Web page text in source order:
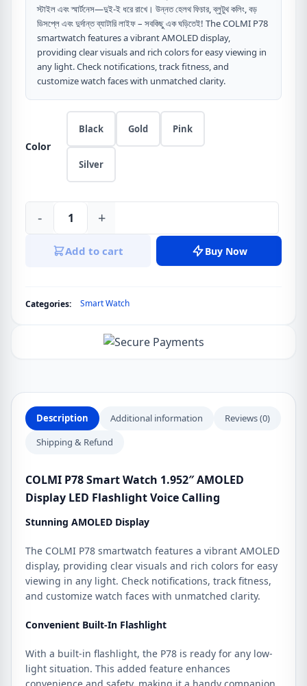
স্টাইল এবং স্মার্টনেস—দুই-ই ধরে রাখে। উন্নত হেলথ ফিচার, ব্লুটুথ কলিং, বড়
ডিসপ্লে এবং দুর্দান্ত ব্যাটারি লাইফ – সবকিছু এক ঘড়িতেই! The COLMI P78
smartwatch features a vibrant AMOLED display,
providing clear visuals and rich colors for easy viewing in
any light. Check notifications, track fitness, and
customize watch faces with unmatched clarity.
Color
Black Gold Pink
Silver
COLMI
Smart
AMOLED
Calling
quantity
- +
Add to cart Buy Now
Categories: Smart Watch
Description Additional information
Reviews (0)
Shipping & Refund
COLMI P78 Smart Watch 1.952″ AMOLED
Display LED Flashlight Voice Calling
Stunning AMOLED Display
The COLMI P78 smartwatch features a vibrant AMOLED
display, providing clear visuals and rich colors for easy
viewing in any light. Check notifications, track fitness,
and customize watch faces with unmatched clarity.
Convenient Built-In Flashlight
With a built-in flashlight, the P78 is ready for any low-
light situation. This added feature enhances